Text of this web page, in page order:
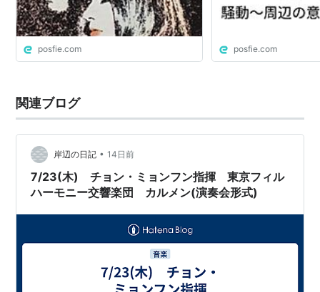
posfie.com posfie.com
関連ブログ
岸辺の日記 • 14日前
7/23(木) チョン・ミョンフン指揮 東京フィル
ハーモニー交響楽団 カルメン(演奏会形式)